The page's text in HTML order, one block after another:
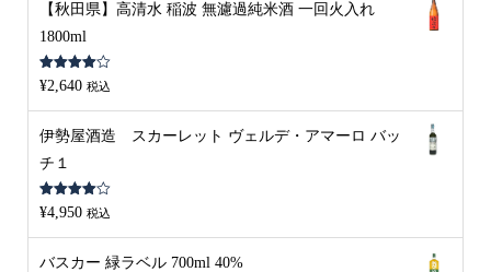
【秋田県】高清水 稲波 無濾過純米酒 一回火入れ
1800ml
5段階中
4.00の評
¥2,640 税込
伊勢屋酒造 スカーレット ヴェルデ・アマーロ バッ
チ１
5段階中
4.00の評
¥4,950 税込
バスカー 緑ラベル 700ml 40%